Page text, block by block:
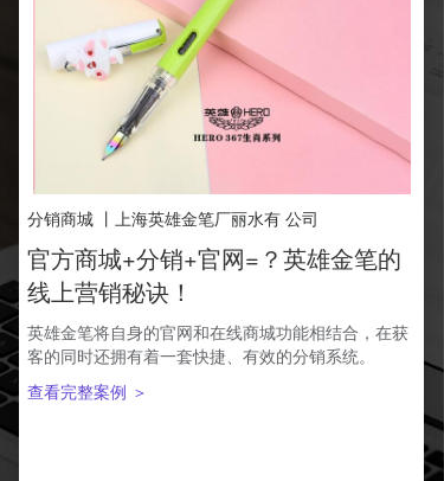
分销商城 丨上海英雄金笔厂丽水有 公司
官方商城+分销+官网=？英雄金笔的
线上营销秘诀！
英雄金笔将自身的官网和在线商城功能相结合，在获
客的同时还拥有着一套快捷、有效的分销系统。
查看完整案例 ＞